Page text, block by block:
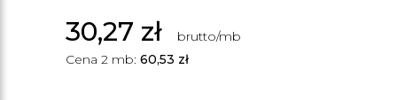
30,27 zł
brutto/mb
Cena 2 mb: 60,53 zł